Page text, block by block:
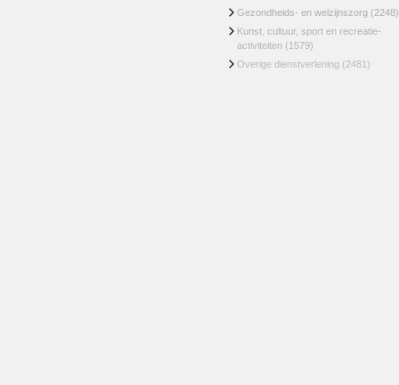
Gezondheids- en welzijnszorg (2248)
Kunst, cultuur, sport en recreatie-
activiteiten (1579)
Overige dienstverlening (2481)